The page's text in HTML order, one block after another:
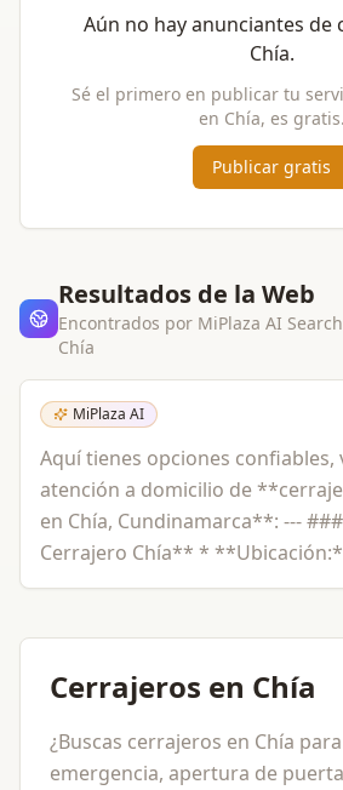
Aún no hay anunciantes de
Chía.
Sé el primero en publicar tu
en Chía, es gratis.
Publicar gratis
Resultados de la Web
Encontrados por MiPlaza AI
Chía
MiPlaza AI
Aquí tienes opciones confiables,
atención a domicilio de
en Chía, Cundinamarca**: ---
Cerrajero Chía** *
Cerrajeros en Chía
¿Buscas cerrajeros en Chía
emergencia, apertura de